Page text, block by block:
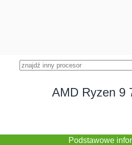
AMD Ryzen 9
Podstawowe